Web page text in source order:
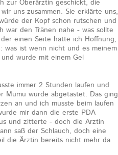
zur Oberärztin geschickt, die
uns zusammen. Sie erklärte uns,
der Kopf schon rutschen und
war den Tränen nahe - was sollte
einen Seite hatte ich Hoffnung,
was ist wenn nicht und es meinem
wurde mit einem Gel
immer 2 Stunden laufen und
Mumu wurde abgetastet. Das ging
an und ich musste beim laufen
mir dann die erste PDA
und zitterte - doch die Ärztin
saß der Schlauch, doch eine
die Ärztin bereits nicht mehr da